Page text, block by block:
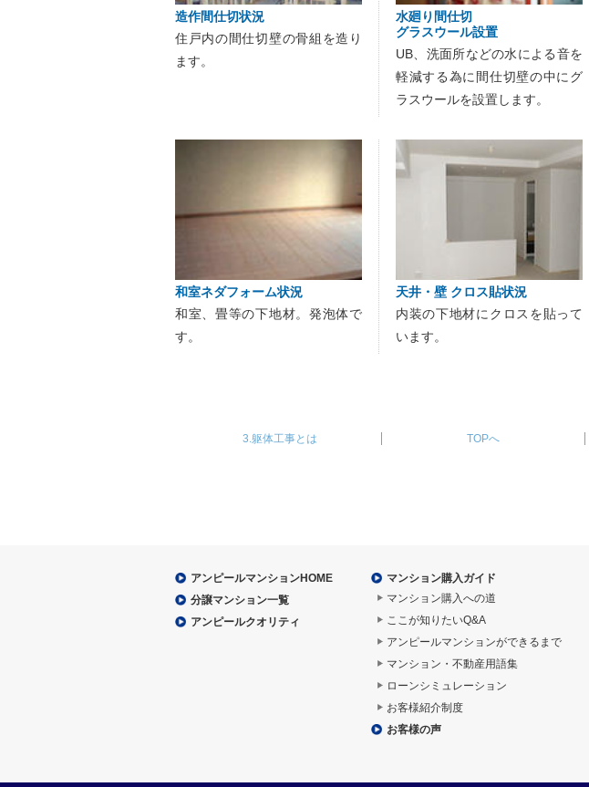
造作間仕切状況
住戸内の間仕切壁の骨組を造り
ます。
水廻り間仕切
グラスウール設置
UB、洗面所などの水による音を
軽減する為に間仕切壁の中にグ
ラスウールを設置します。
和室ネダフォーム状況
和室、畳等の下地材。発泡体で
す。
天井・壁 クロス貼状況
内装の下地材にクロスを貼って
います。
3.躯体工事とは TOPへ
アンピールマンションHOME
分譲マンション一覧
アンピールクオリティ
マンション購入ガイド
マンション購入への道
ここが知りたいQ&A
アンピールマンションができるまで
マンション・不動産用語集
ローンシミュレーション
お客様紹介制度
お客様の声